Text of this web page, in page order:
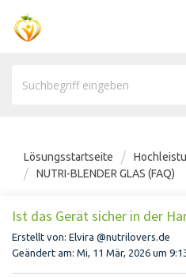
Lösungsstartseite
NUTRI-BLENDER GLAS (FAQ)
Ist das Gerät sicher in der
Erstellt von: Elvira @nutrilovers.de
Geändert am: Mi, 11 Mär, 2026 um